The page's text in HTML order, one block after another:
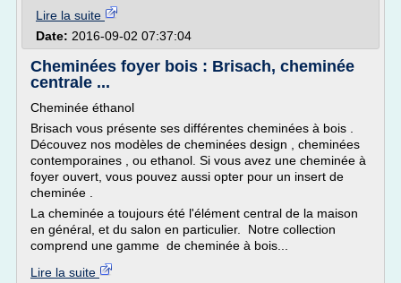
Lire la suite
Date: 2016-09-02 07:37:04
Cheminées foyer bois : Brisach, cheminée
centrale ...
Cheminée éthanol
Brisach vous présente ses différentes cheminées à bois .
Découvez nos modèles de cheminées design , cheminées
contemporaines , ou ethanol. Si vous avez une cheminée à
foyer ouvert, vous pouvez aussi opter pour un insert de
cheminée .
La cheminée a toujours été l'élément central de la maison
en général, et du salon en particulier. Notre collection
comprend une gamme de cheminée à bois...
Lire la suite